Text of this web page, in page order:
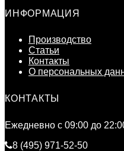
ИНФОРМАЦИЯ
Производство
Статьи
Контакты
О персональных
КОНТАКТЫ
Ежедневно c 09:00 до
8 (495) 971-52-50